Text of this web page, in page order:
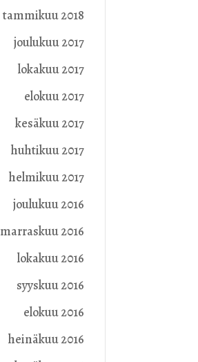
tammikuu 2018
joulukuu 2017
lokakuu 2017
elokuu 2017
kesäkuu 2017
huhtikuu 2017
helmikuu 2017
joulukuu 2016
marraskuu 2016
lokakuu 2016
syyskuu 2016
elokuu 2016
heinäkuu 2016